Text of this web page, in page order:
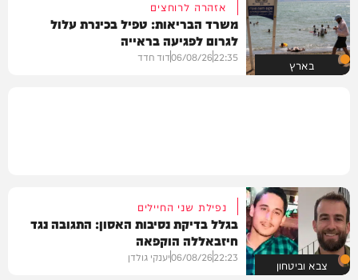
בארץ
אזהרה לרוחצים
משרד הבריאות: טפיל בכינרת עלול
לגרום לפגיעה בראייה
22:35
06/08/26דוד חדד
צבא וביטחון
נפילת שני החיילים
בגלל בדיקת נסיבות האסון: התגובה נגד
חיזבאללה הוקפאה
22:23
06/08/26יענקי גולדן